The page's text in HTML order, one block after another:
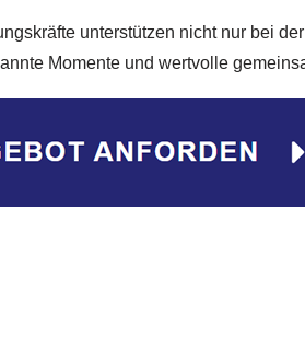
unterstützen nicht nur bei
Momente und wertvolle